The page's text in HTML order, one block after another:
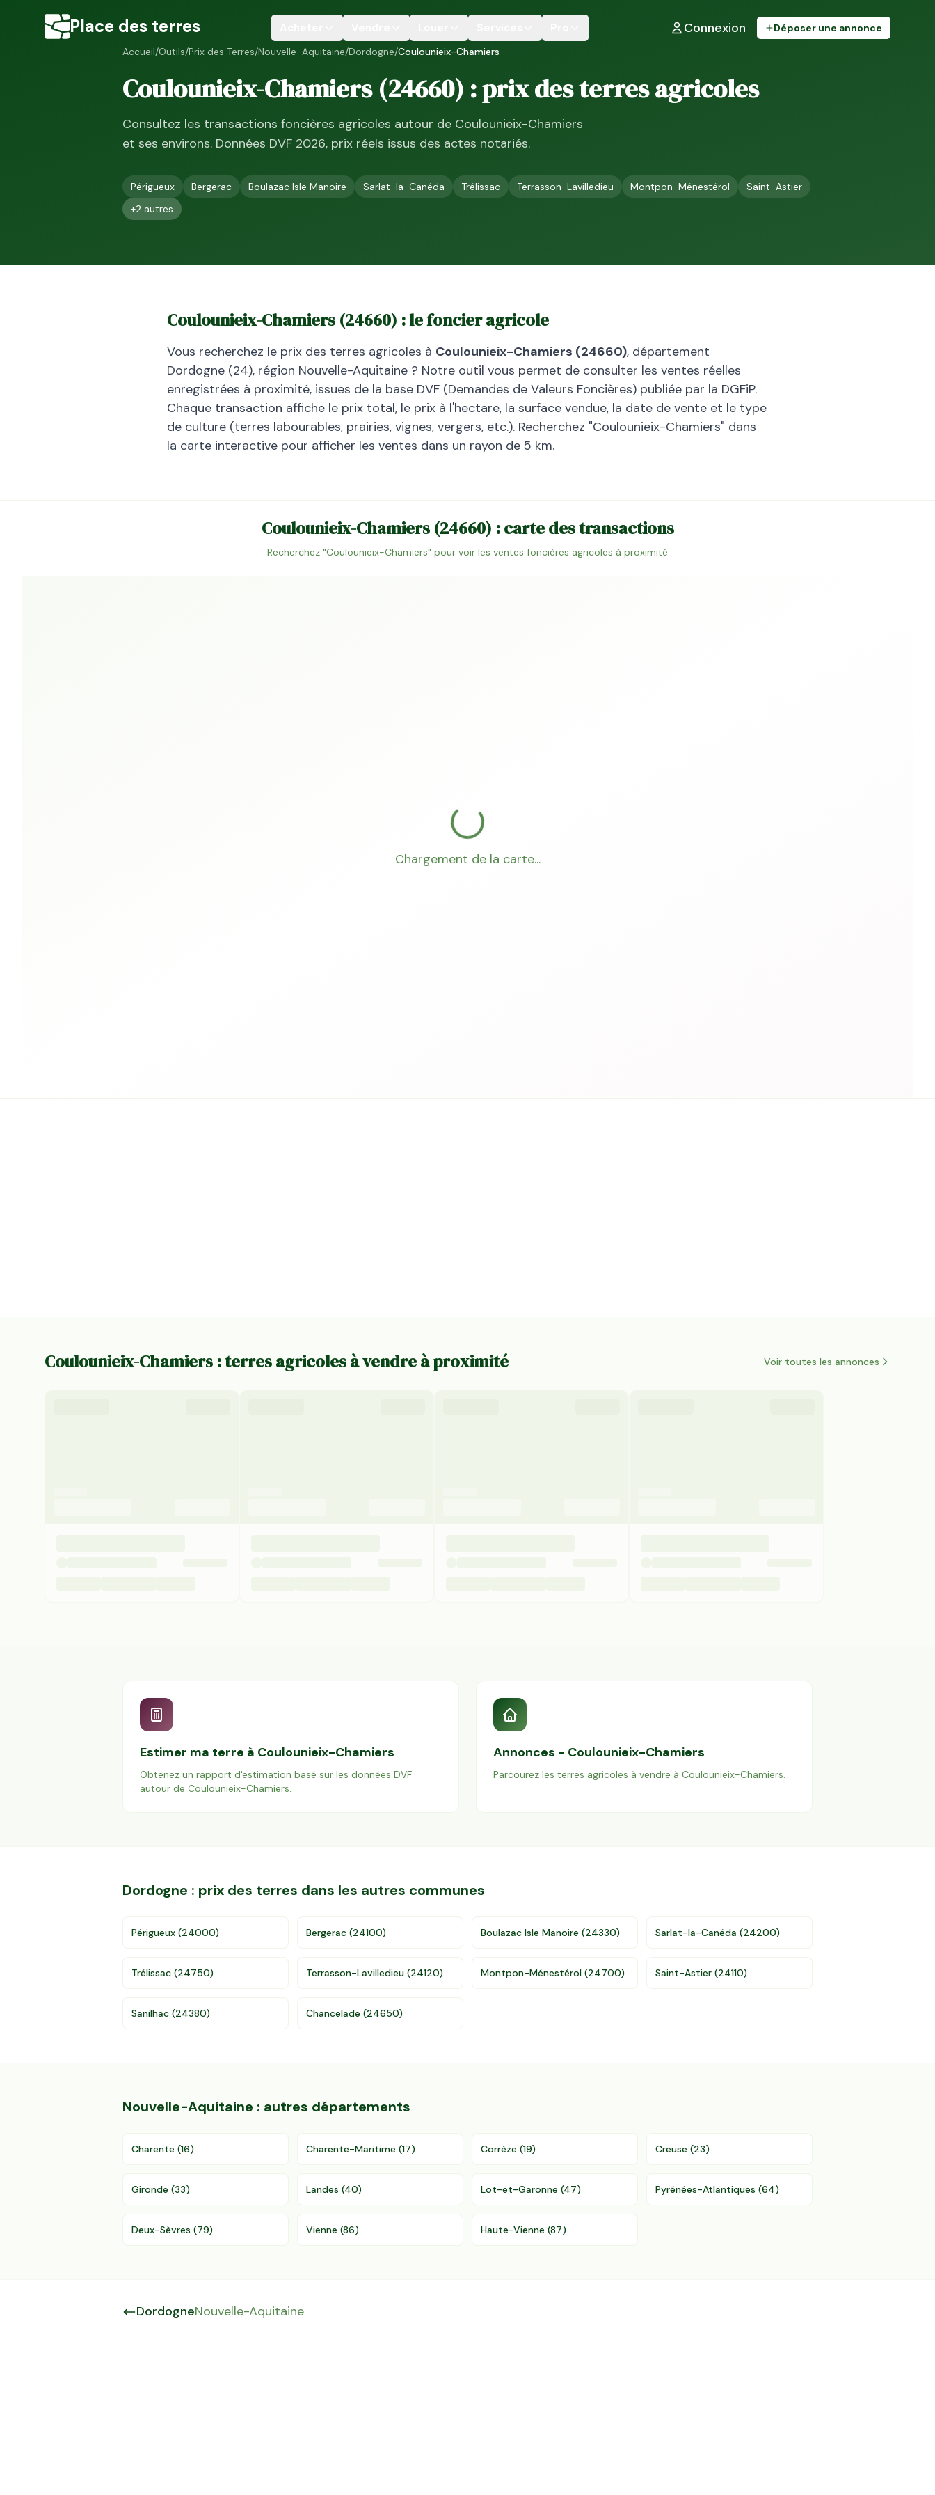
Place des terres Connexion
Déposer une annonce
Accueil/Outils/Prix des Terres/Nouvelle-Aquitaine/Dordogne/Coulounieix-Chamiers
Coulounieix-Chamiers(24660) : prix des terres agricoles
Consultez les transactions foncières agricoles autour de Coulounieix-Chamiers
et ses environs. Données DVF 2026, prix réels issus des actes notariés.
Périgueux Bergerac Boulazac Isle Manoire Sarlat-la-Canéda Trélissac Terrasson-Lavilledieu Montpon-Ménestérol
Saint-Astier
+2 autres
Coulounieix-Chamiers (24660) : le foncier agricole
Vous recherchez le prix des terres agricoles à Coulounieix-Chamiers (24660), département
Dordogne (24), région Nouvelle-Aquitaine ? Notre outil vous permet de consulter les ventes réelles
enregistrées à proximité, issues de la base DVF (Demandes de Valeurs Foncières) publiée par la DGFiP.
Chaque transaction affiche le prix total, le prix à l'hectare, la surface vendue, la date de vente et le type
de culture (terres labourables, prairies, vignes, vergers, etc.). Recherchez "Coulounieix-Chamiers" dans
la carte interactive pour afficher les ventes dans un rayon de 5 km.
Coulounieix-Chamiers(24660) : carte des transactions
Recherchez "Coulounieix-Chamiers" pour voir les ventes foncières agricoles à proximité
Chargement de la carte...
Coulounieix-Chamiers : terres agricoles à vendre à proximité Voir toutes les annonces
Estimer ma terre à Coulounieix-Chamiers
Obtenez un rapport d'estimation basé sur les données DVF
autour de Coulounieix-Chamiers.
Annonces - Coulounieix-Chamiers
Parcourez les terres agricoles à vendre à Coulounieix-Chamiers.
Dordogne : prix des terres dans les autres communes
Périgueux (24000) Bergerac (24100) Boulazac Isle Manoire (24330) Sarlat-la-Canéda (24200)
Trélissac (24750) Terrasson-Lavilledieu (24120) Montpon-Ménestérol (24700) Saint-Astier (24110)
Sanilhac (24380) Chancelade (24650)
Nouvelle-Aquitaine : autres départements
Charente (16) Charente-Maritime (17) Corrèze (19) Creuse (23)
Gironde (33) Landes (40) Lot-et-Garonne (47) Pyrénées-Atlantiques (64)
Deux-Sèvres (79) Vienne (86) Haute-Vienne (87)
DordogneNouvelle-Aquitaine